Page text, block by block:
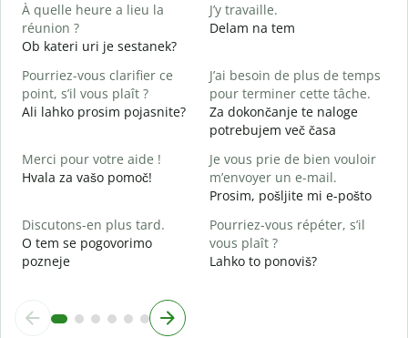
À quelle heure a lieu la
réunion ?
Ob kateri uri je sestanek?
J’y travaille.
Delam na tem
Pourriez-vous clarifier ce
point, s’il vous plaît ?
Ali lahko prosim pojasnite?
J’ai besoin de plus de temps
pour terminer cette tâche.
Za dokončanje te naloge
potrebujem več časa
Merci pour votre aide !
Hvala za vašo pomoč!
Je vous prie de bien vouloir
m’envoyer un e-mail.
Prosim, pošljite mi e-pošto
Discutons-en plus tard.
O tem se pogovorimo
pozneje
Pourriez-vous répéter, s’il
vous plaît ?
Lahko to ponoviš?